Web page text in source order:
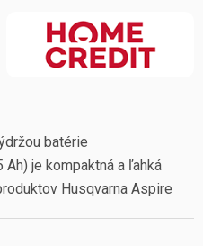
batérie
Ah) je kompaktná a ľahká
Husqvarna Aspire